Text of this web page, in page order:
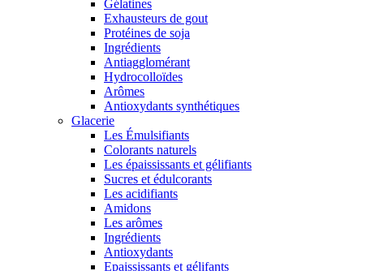
Gélatines
Exhausteurs de gout
Protéines de soja
Ingrédients
Antiagglomérant
Hydrocolloïdes
Arômes
Antioxydants synthétiques
Glacerie
Les Émulsifiants
Colorants naturels
Les épaississants et gélifiants
Sucres et édulcorants
Les acidifiants
Amidons
Les arômes
Ingrédients
Antioxydants
Epaississants et gélifants